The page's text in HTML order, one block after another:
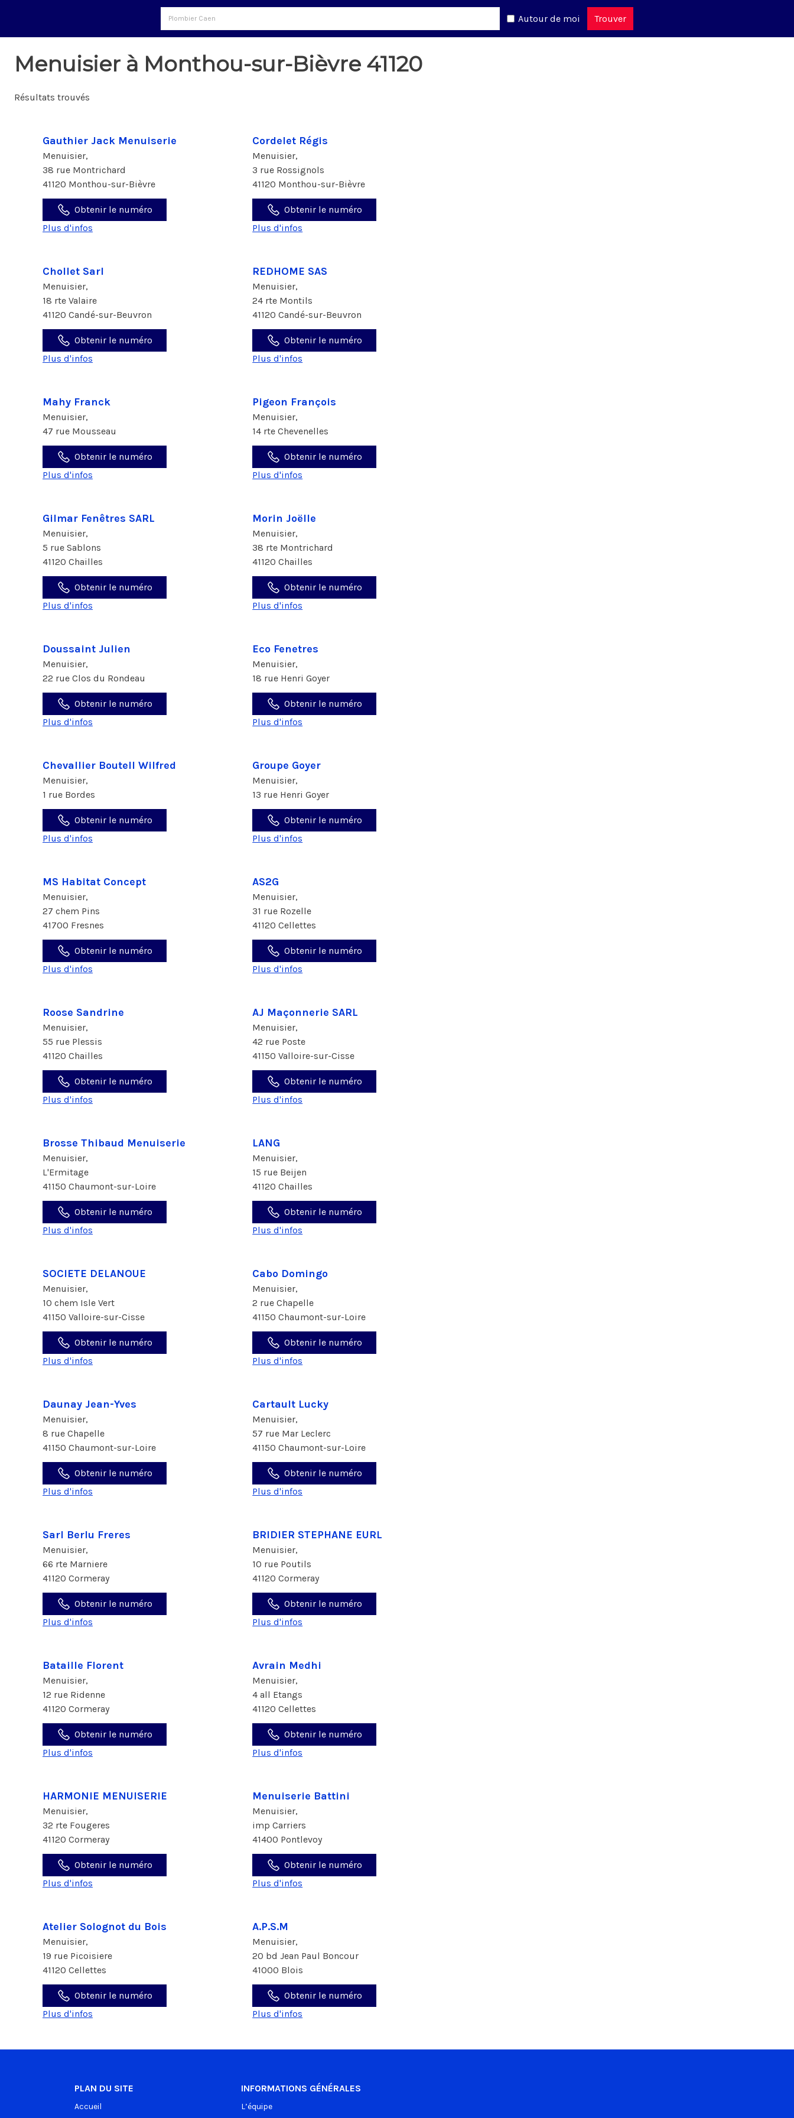
Autour de moi Trouver
Menuisier à Monthou-sur-Bièvre 41120
Résultats trouvés
Gauthier Jack Menuiserie
Menuisier,
38 rue Montrichard
41120 Monthou-sur-Bièvre
Obtenir le numéro
Plus d'infos
Cordelet Régis
Menuisier,
3 rue Rossignols
41120 Monthou-sur-Bièvre
Obtenir le numéro
Plus d'infos
Chollet Sarl
Menuisier,
18 rte Valaire
41120 Candé-sur-Beuvron
Obtenir le numéro
Plus d'infos
REDHOME SAS
Menuisier,
24 rte Montils
41120 Candé-sur-Beuvron
Obtenir le numéro
Plus d'infos
Mahy Franck
Menuisier,
47 rue Mousseau
Obtenir le numéro
Plus d'infos
Pigeon François
Menuisier,
14 rte Chevenelles
Obtenir le numéro
Plus d'infos
Gilmar Fenêtres SARL
Menuisier,
5 rue Sablons
41120 Chailles
Obtenir le numéro
Plus d'infos
Morin Joëlle
Menuisier,
38 rte Montrichard
41120 Chailles
Obtenir le numéro
Plus d'infos
Doussaint Julien
Menuisier,
22 rue Clos du Rondeau
Obtenir le numéro
Plus d'infos
Eco Fenetres
Menuisier,
18 rue Henri Goyer
Obtenir le numéro
Plus d'infos
Chevallier Boutell Wilfred
Menuisier,
1 rue Bordes
Obtenir le numéro
Plus d'infos
Groupe Goyer
Menuisier,
13 rue Henri Goyer
Obtenir le numéro
Plus d'infos
MS Habitat Concept
Menuisier,
27 chem Pins
41700 Fresnes
Obtenir le numéro
Plus d'infos
AS2G
Menuisier,
31 rue Rozelle
41120 Cellettes
Obtenir le numéro
Plus d'infos
Roose Sandrine
Menuisier,
55 rue Plessis
41120 Chailles
Obtenir le numéro
Plus d'infos
AJ Maçonnerie SARL
Menuisier,
42 rue Poste
41150 Valloire-sur-Cisse
Obtenir le numéro
Plus d'infos
Brosse Thibaud Menuiserie
Menuisier,
L'Ermitage
41150 Chaumont-sur-Loire
Obtenir le numéro
Plus d'infos
LANG
Menuisier,
15 rue Beijen
41120 Chailles
Obtenir le numéro
Plus d'infos
SOCIETE DELANOUE
Menuisier,
10 chem Isle Vert
41150 Valloire-sur-Cisse
Obtenir le numéro
Plus d'infos
Cabo Domingo
Menuisier,
2 rue Chapelle
41150 Chaumont-sur-Loire
Obtenir le numéro
Plus d'infos
Daunay Jean-Yves
Menuisier,
8 rue Chapelle
41150 Chaumont-sur-Loire
Obtenir le numéro
Plus d'infos
Cartault Lucky
Menuisier,
57 rue Mar Leclerc
41150 Chaumont-sur-Loire
Obtenir le numéro
Plus d'infos
Sarl Berlu Freres
Menuisier,
66 rte Marniere
41120 Cormeray
Obtenir le numéro
Plus d'infos
BRIDIER STEPHANE EURL
Menuisier,
10 rue Poutils
41120 Cormeray
Obtenir le numéro
Plus d'infos
Bataille Florent
Menuisier,
12 rue Ridenne
41120 Cormeray
Obtenir le numéro
Plus d'infos
Avrain Medhi
Menuisier,
4 all Etangs
41120 Cellettes
Obtenir le numéro
Plus d'infos
HARMONIE MENUISERIE
Menuisier,
32 rte Fougeres
41120 Cormeray
Obtenir le numéro
Plus d'infos
Menuiserie Battini
Menuisier,
imp Carriers
41400 Pontlevoy
Obtenir le numéro
Plus d'infos
Atelier Solognot du Bois
Menuisier,
19 rue Picoisiere
41120 Cellettes
Obtenir le numéro
Plus d'infos
A.P.S.M
Menuisier,
20 bd Jean Paul Boncour
41000 Blois
Obtenir le numéro
Plus d'infos
PLAN DU SITE
Accueil
INFORMATIONS GÉNÉRALES
L’équipe